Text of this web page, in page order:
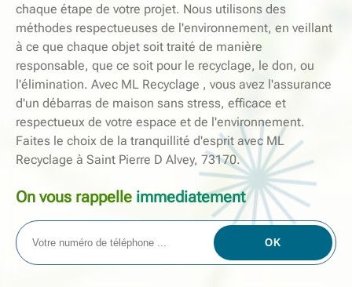
chaque étape de votre projet. Nous utilisons des
méthodes respectueuses de l'environnement, en veillant
à ce que chaque objet soit traité de manière
responsable, que ce soit pour le recyclage, le don, ou
l'élimination. Avec ML Recyclage , vous avez l'assurance
d'un débarras de maison sans stress, efficace et
respectueux de votre espace et de l'environnement.
Faites le choix de la tranquillité d'esprit avec ML
Recyclage à Saint Pierre D Alvey, 73170.
On vous rappelle immediatement